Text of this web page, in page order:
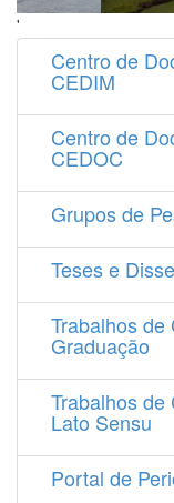
'
Centro de
CEDIM
Centro de
CEDOC
Grupos de
Teses e
Trabalhos
Graduação
Trabalhos de
Lato Sensu
Portal de